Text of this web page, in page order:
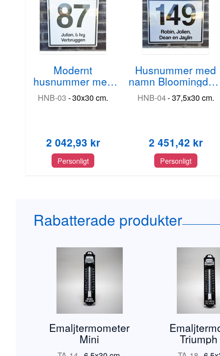
Modernt
husnummer med
namnmodell
Bloomingdale
HNB-03 -30x30 cm.
2 042,93 kr
Personligt
Husnummer med
namn Bloomingdale
modern
HNB-04-37,5x30 cm.
2 451,42 kr
Personligt
Rabatterade produkter
Emaljtermometer
Mini